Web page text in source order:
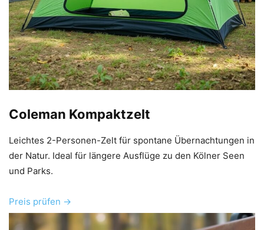
Coleman Kompaktzelt
Leichtes 2-Personen-Zelt für spontane Übernachtungen in
der Natur. Ideal für längere Ausflüge zu den Kölner Seen
und Parks.
Preis prüfen →